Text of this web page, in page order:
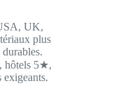
UK,
plus
hôtels 5★,
exigeants.